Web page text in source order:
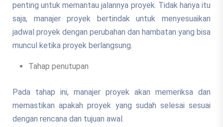
penting untuk memantau jalannya proyek. Tidak hanya itu
saja, manajer proyek bertindak untuk menyesuaikan
jadwal proyek dengan perubahan dan hambatan yang bisa
muncul ketika proyek berlangsung.
Tahap penutupan
Pada tahap ini, manajer proyek akan memeriksa dan
memastikan apakah proyek yang sudah selesai sesuai
dengan rencana dan tujuan awal.